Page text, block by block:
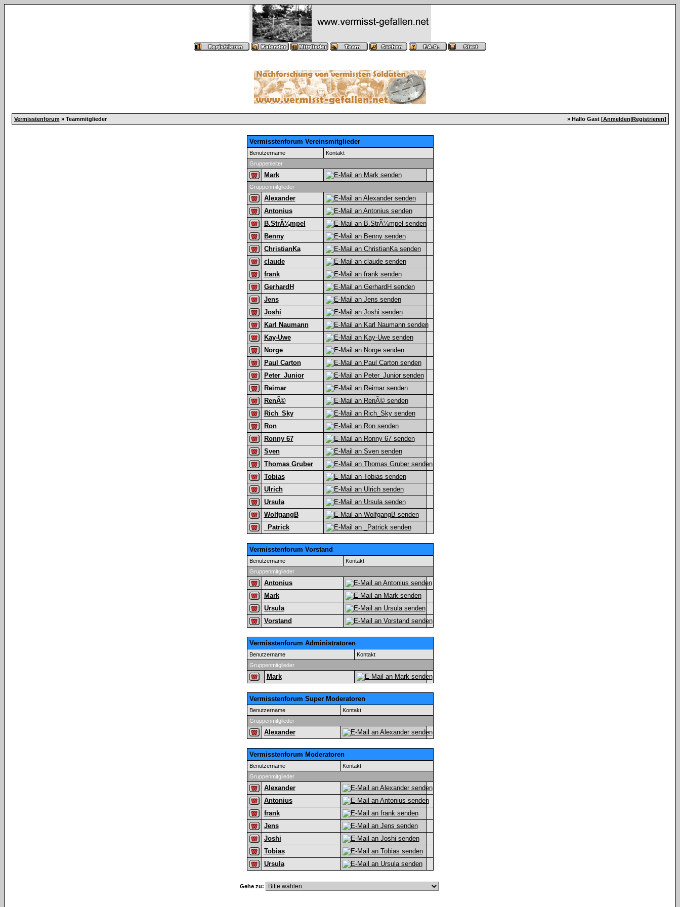
Vermisstenforum » Teammitglieder » Hallo Gast [Anmelden|Registrieren]
Vermisstenforum Vereinsmitglieder
Benutzername
Kontakt
Gruppenleiter
Mark
Gruppenmitglieder
Alexander
Antonius
B.StrÃ¼mpel
Benny
ChristianKa
claude
frank
GerhardH
Jens
Joshi
Karl Naumann
Kay-Uwe
Norge
Paul Carton
Peter_Junior
Reimar
RenÃ©
Rich_Sky
Ron
Ronny 67
Sven
Thomas Gruber
Tobias
Ulrich
Ursula
WolfgangB
_Patrick
Vermisstenforum Vorstand
Benutzername
Kontakt
Gruppenmitglieder
Antonius
Mark
Ursula
Vorstand
Vermisstenforum Administratoren
Benutzername
Kontakt
Gruppenmitglieder
Mark
Vermisstenforum Super Moderatoren
Benutzername
Kontakt
Gruppenmitglieder
Alexander
Vermisstenforum Moderatoren
Benutzername
Kontakt
Gruppenmitglieder
Alexander
Antonius
frank
Jens
Joshi
Tobias
Ursula
Gehe zu: